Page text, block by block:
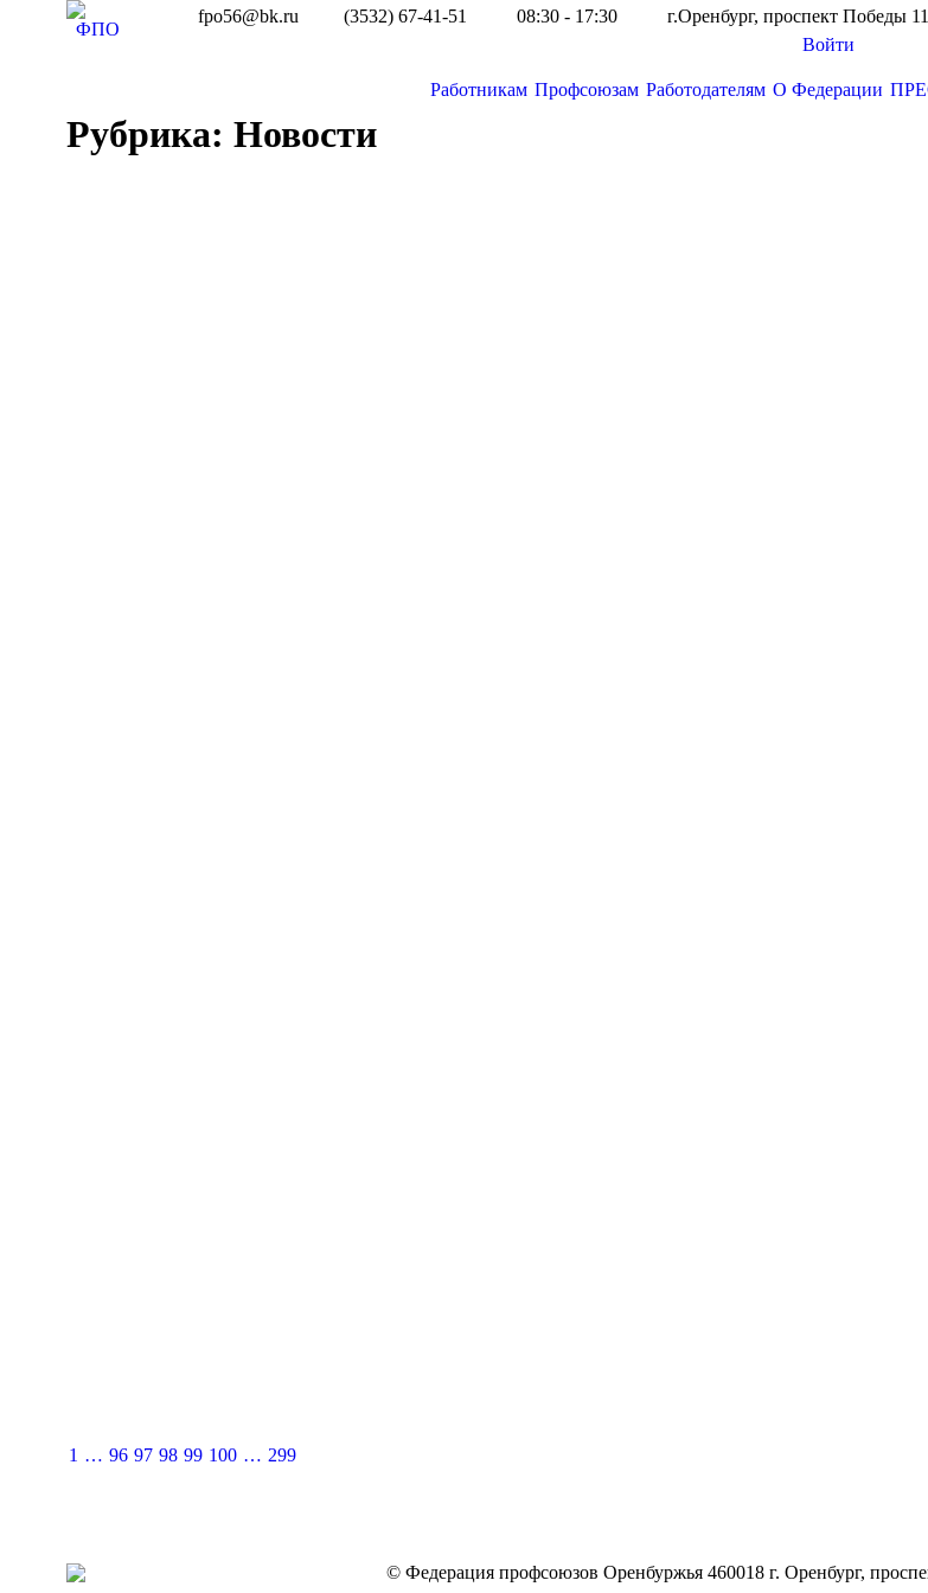
fpo56@bk.ru (3532) 67-41-51 08:30 - 17:30 г.Оренбург, проспект Победы 11
Войти
Работникам Профсоюзам Работодателям О Федерации
Рубрика: Новости
1 … 96 97 98 99 100 … 299
© Федерация профсоюзов Оренбуржья 460018 г. Оренбург,